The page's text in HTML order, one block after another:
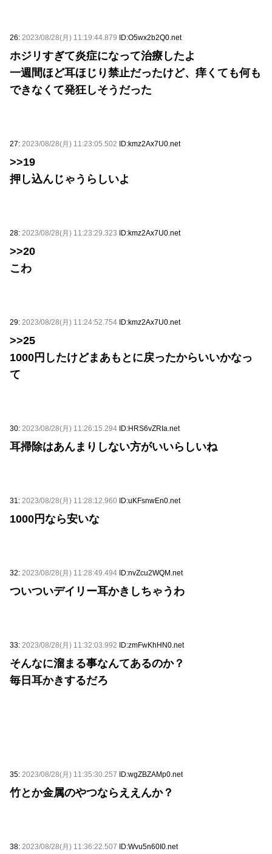
26: 2023/08/28(月) 11:19:44.879 ID:O5wx2b2Q0.net
ホジリすぎて炎症になって治療したよ
一週間ほど耳ほじり禁止だったけど、痒くても何も
できなくて発狂しそうだった
27: 2023/08/28(月) 11:23:05.502 ID:kmz2Ax7U0.net
>>19
押し込んじゃうらしいよ
28: 2023/08/28(月) 11:23:29.323 ID:kmz2Ax7U0.net
>>20
こわ
29: 2023/08/28(月) 11:24:52.754 ID:kmz2Ax7U0.net
>>25
1000円したけどまあもとに戻ったからいいかなっ
て
30: 2023/08/28(月) 11:26:15.294 ID:HRS6vZRIa.net
耳掃除はあんまりしない方がいいらしいね
31: 2023/08/28(月) 11:28:12.960 ID:uKFsnwEn0.net
1000円なら安いな
32: 2023/08/28(月) 11:28:49.494 ID:nvZcu2WQM.net
ついついデイリー耳かきしちゃうわ
33: 2023/08/28(月) 11:32:03.992 ID:zmFwKhHN0.net
そんなに溜まる事なんてあるのか？
毎日耳かきするだろ
35: 2023/08/28(月) 11:35:30.257 ID:wgZBZAMp0.net
竹とか金属のやつならええんか？
38: 2023/08/28(月) 11:36:22.507 ID:Wvu5n60I0.net